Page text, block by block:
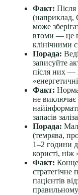
Факт: Після
(наприклад,
може
втоми — це
клінічними
Порада:
записуйте
після них —
Факт:
не виключає
запасів
Порада:
(темрява,
1–2 години
користі, ніж
Факт:
стратегічне
пацієнтів